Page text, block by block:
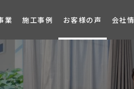
業 施工事例 お客様の声 会社